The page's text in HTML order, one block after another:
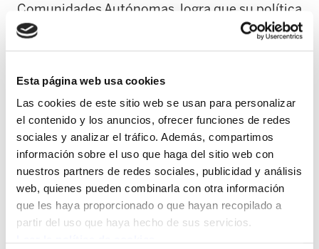
Esta página web usa cookies
Las cookies de este sitio web se usan para personalizar
el contenido y los anuncios, ofrecer funciones de redes
sociales y analizar el tráfico. Además, compartimos
información sobre el uso que haga del sitio web con
nuestros partners de redes sociales, publicidad y análisis
web, quienes pueden combinarla con otra información
que les haya proporcionado o que hayan recopilado a
partir del uso que haya hecho de sus servicios.
Comunidades Autónomas, logra que su política
sea la única en el Estado. La única". En este
sentido, recuerda que el gobierno de Rajoy saca
aprobó con el PSOE para desarrollar medidas
que van en contra de los derechos laborales y
sociales.
Según ELA, las declaraciones de los dirigentes
económicos y políticos que ayer estuvieron en
el Museo Guggenheim son una apolología del
"aumento de las desigualdades sociales,